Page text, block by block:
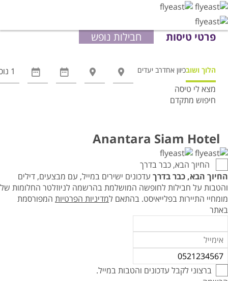
פרטי טיסות חבילות נופש
הלוך ושובכיוון אחדרב יעדים
מצא לי טיסה
חיפוש מתקדם
הנוספות
מוצגות
לפני
הכפתור
Anantara Siam Hotel
החיוך הבא, כבר בדרך
החיוך הבא, כבר בדרך עדכונים ישירים במייל, עם מבצעים, דילים
והטבות על חבילות לחופשה המושלמת בהרשמה לניוזלטר החלומות של
מומחיי התיירות בפלייאיסט. בהתאם למדיניות הפרטיות המפורסמת
באתר
ברצוני לקבל עדכונים והטבות במייל.